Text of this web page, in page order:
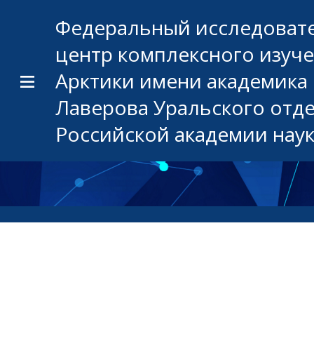
Федеральный
центр комплексного
Арктики имени
Лаверова Уральского
Российской академии наук